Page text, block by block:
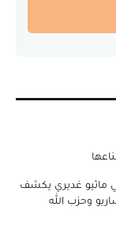
ماثيو غديري يكشف
وحزب الله